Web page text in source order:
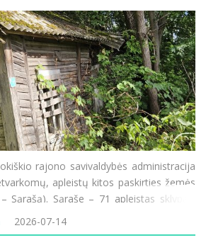
rajono savivaldybės administracija
apleistų kitos paskirties žemės
Sąrašą). Sąraše – 71 apleistas sklypas.
ir apleistų sklypų šiais metais užfiksuot
2026-07-14